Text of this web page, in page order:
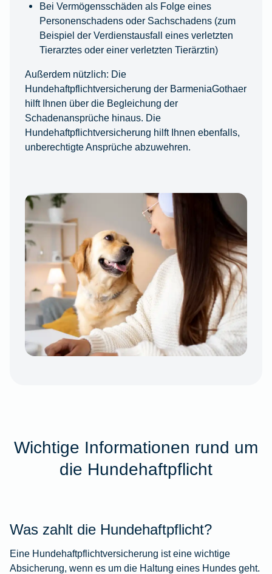
Bei Vermögensschäden als Folge eines
Personenschadens oder Sachschadens (zum
Beispiel der Verdienstausfall eines verletzten
Tierarztes oder einer verletzten Tierärztin)
Außerdem nützlich: Die
Hundehaftpflichtversicherung der BarmeniaGothaer
hilft Ihnen über die Begleichung der
Schadenansprüche hinaus. Die
Hundehaftpflichtversicherung hilft Ihnen ebenfalls,
unberechtigte Ansprüche abzuwehren.
Wichtige Informationen rund um
die Hundehaftpflicht
Was zahlt die Hundehaftpflicht?
Eine Hundehaftpflichtversicherung ist eine wichtige
Absicherung, wenn es um die Haltung eines Hundes geht.